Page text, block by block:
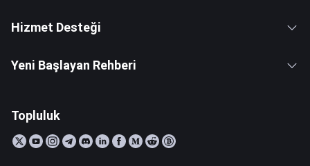
Hizmet Desteği
Yeni Başlayan Rehberi
Topluluk